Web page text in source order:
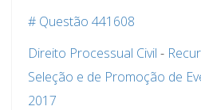
# Questão 441608
Direito Processual Civil -
Seleção e de Promoção de
2017